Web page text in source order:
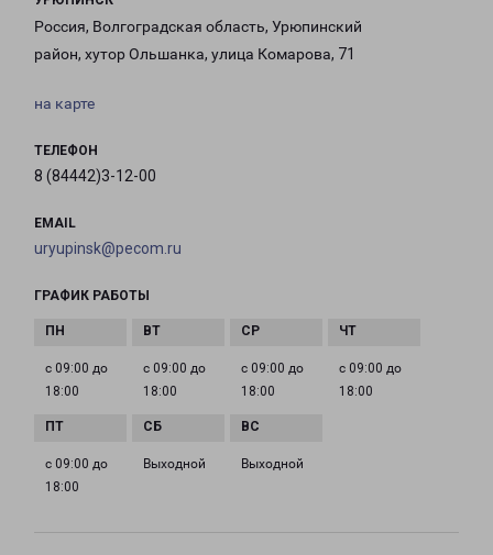
Россия, Волгоградская область, Урюпинский
район, хутор Ольшанка, улица Комарова, 71
на карте
ТЕЛЕФОН
8 (84442)3-12-00
EMAIL
uryupinsk@pecom.ru
ГРАФИК РАБОТЫ
с 09:00 до
18:00
с 09:00 до
18:00
с 09:00 до
18:00
с 09:00 до
18:00
с 09:00 до
18:00
Выходной Выходной